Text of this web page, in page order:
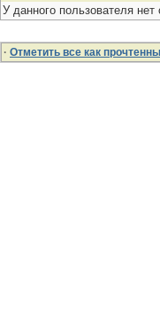
У данного пользователя
· Отметить все как